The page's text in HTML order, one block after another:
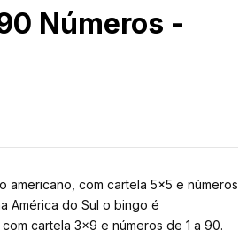
Números -
americano, com cartela 5x5 e números
América do Sul o bingo é
cartela 3x9 e números de 1 a 90.